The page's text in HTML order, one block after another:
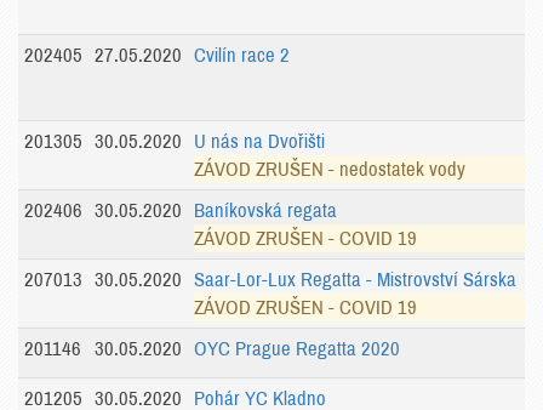
202405 27.05.2020 Cvilín race 2
201305 30.05.2020
U nás na Dvořišti
ZÁVOD ZRUŠEN - nedostatek vody
202406
30.05.2020
Baníkovská regata
ZÁVOD ZRUŠEN - COVID 19
207013
30.05.2020
Saar-Lor-Lux Regatta - Mistrovství Sárska
ZÁVOD ZRUŠEN - COVID 19
201146
30.05.2020 OYC Prague Regatta 2020
201205 30.05.2020 Pohár YC Kladno